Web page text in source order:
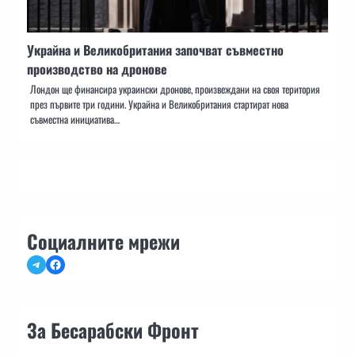
Украйна и Великобритания започват съвместно
производство на дронове
Лондон ще финансира украински дронове, произвеждани на своя територия
през първите три години. Украйна и Великобритания стартират нова
съвместна инициатива…
Социалните мрежи
TelegramFacebook
За Бесарабски Фронт